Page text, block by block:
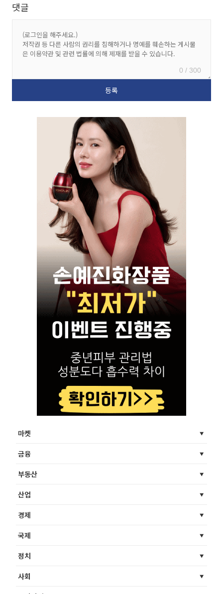
댓글
0 / 300
마켓
금융
부동산
산업
경제
국제
정치
사회